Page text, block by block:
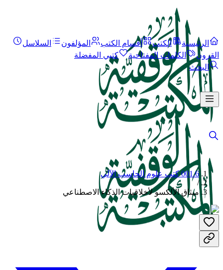
الرئيسية الكتب أقسام الكتب المؤلفون
السلاسل
القرون
الكلمات المفتاحية
كتبي المفضلة
البحث
001.6 كتب علوم الحاسب الآلي
/
ميثاق الألكسو لأخلاقيات الذكاء الاصطناعي